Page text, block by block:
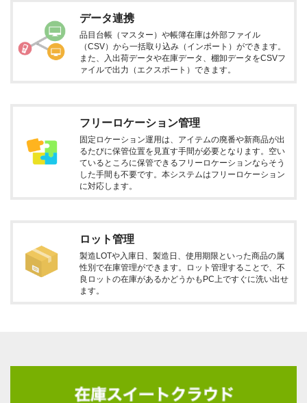
データ連携
品目台帳（マスター）や帳簿在庫は外部ファイル
（CSV）から一括取り込み（インポート）ができます。
また、入出荷データや在庫データ、棚卸データをCSVフ
ァイルで出力（エクスポート）できます。
フリーロケーション管理
固定ロケーション運用は、アイテムの廃番や新商品が出
るたびに保管位置を見直す手間が必要となります。空い
ているところに保管できるフリーロケーションならそう
した手間も不要です。本システムはフリーロケーション
に対応します。
ロット管理
製造LOTや入庫日、製造日、使用期限といった商品の属
性別で在庫管理ができます。ロット管理することで、不
良ロットの在庫があるかどうかもPC上ですぐに洗い出せ
ます。